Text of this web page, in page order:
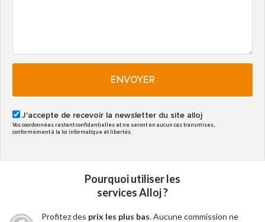
ENVOYER
J'accepte de recevoir la newsletter du site alloj
Vos coordonnées restent confidentielles et ne seront en aucun cas transmises,
conformément à la loi informatique et libertés.
Pourquoi utiliser les
services Alloj ?
Profitez des prix les plus bas. Aucune commission ne